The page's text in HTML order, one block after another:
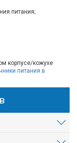
питания;
корпусе/кожухе
питания в